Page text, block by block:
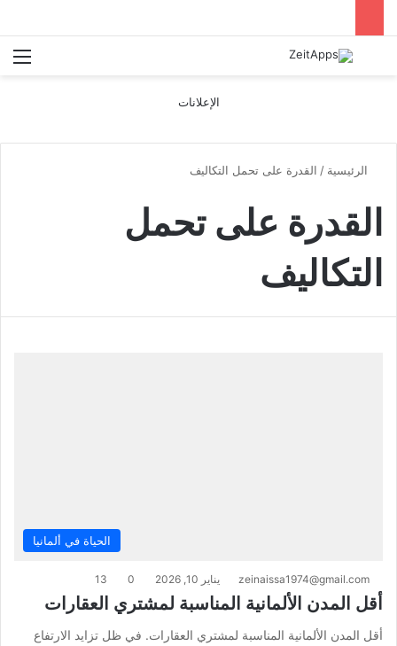
بحث عن
الإعلانات
الرئيسية / القدرة على تحمل التكاليف
القدرة على تحمل
التكاليف
الحياة في ألمانيا
zeinaissa1974@gmail.com يناير 10, 2026 0
13
أقل المدن الألمانية المناسبة لمشتري العقارات
أقل المدن الألمانية المناسبة لمشتري العقارات. في ظل تزايد الارتفاع